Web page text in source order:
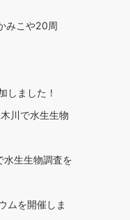
みこや20周
しました！
川で水生生物
水生生物調査を
ムを開催しま